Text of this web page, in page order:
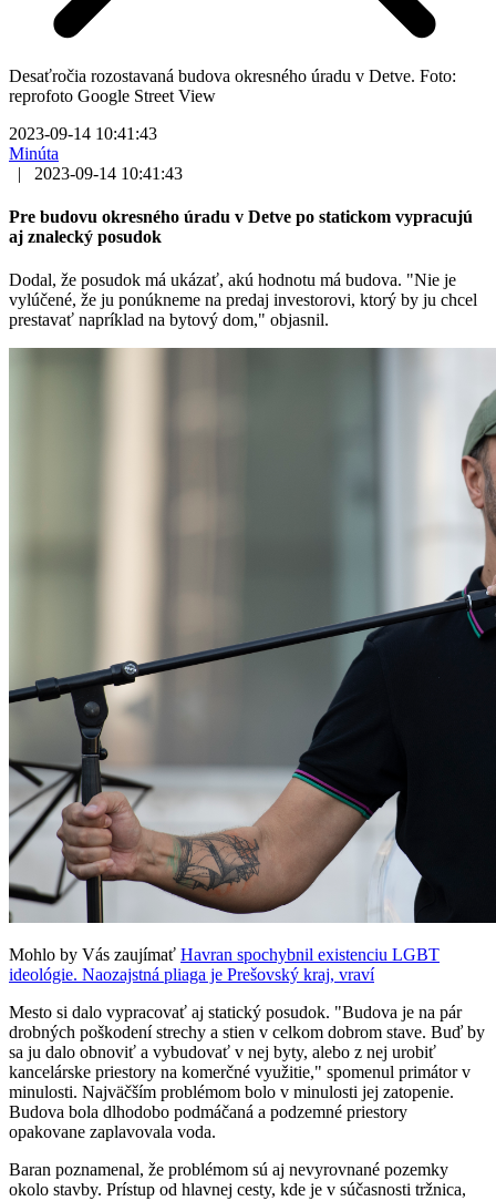
Desaťročia rozostavaná budova okresného úradu v Detve. Foto:
reprofoto Google Street View
2023-09-14 10:41:43
Minúta
|
2023-09-14 10:41:43
Pre budovu okresného úradu v Detve po statickom vypracujú
aj znalecký posudok
Dodal, že posudok má ukázať, akú hodnotu má budova. "Nie je
vylúčené, že ju ponúkneme na predaj investorovi, ktorý by ju chcel
prestavať napríklad na bytový dom," objasnil.
Mohlo by Vás zaujímať Havran spochybnil existenciu LGBT
ideológie. Naozajstná pliaga je Prešovský kraj, vraví
Mesto si dalo vypracovať aj statický posudok. "Budova je na pár
drobných poškodení strechy a stien v celkom dobrom stave. Buď by
sa ju dalo obnoviť a vybudovať v nej byty, alebo z nej urobiť
kancelárske priestory na komerčné využitie," spomenul primátor v
minulosti. Najväčším problémom bolo v minulosti jej zatopenie.
Budova bola dlhodobo podmáčaná a podzemné priestory
opakovane zaplavovala voda.
Baran poznamenal, že problémom sú aj nevyrovnané pozemky
okolo stavby. Prístup od hlavnej cesty, kde je v súčasnosti tržnica,